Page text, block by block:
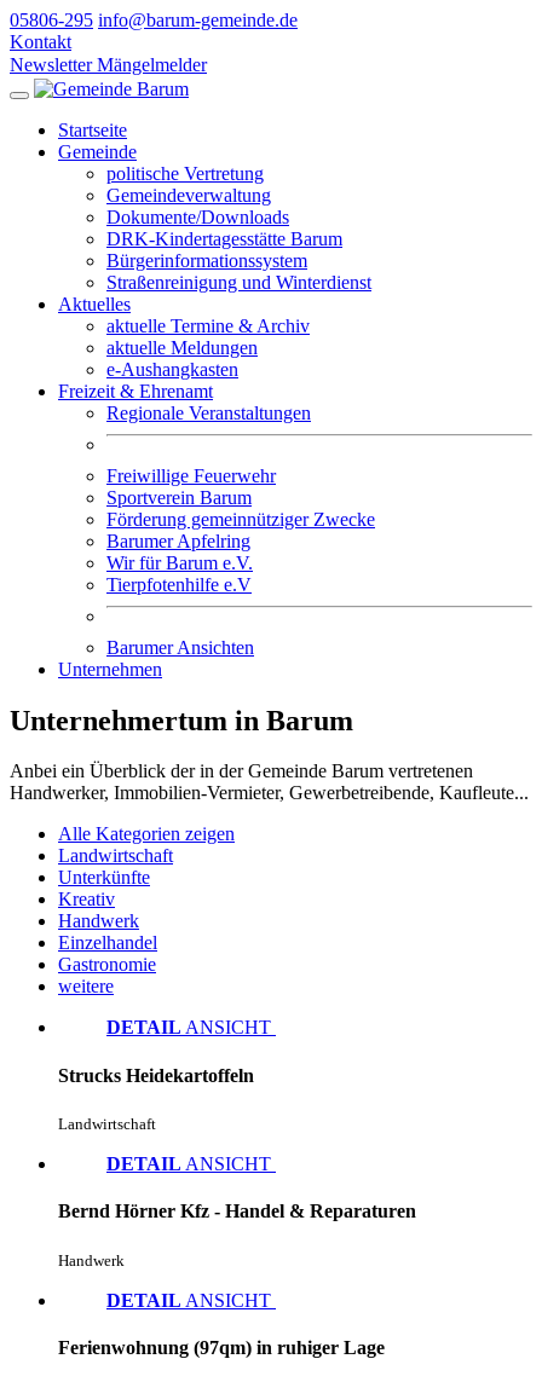
05806-295 info@barum-gemeinde.de
Kontakt
Newsletter Mängelmelder
Startseite
Gemeinde
politische Vertretung
Gemeindeverwaltung
Dokumente/Downloads
DRK-Kindertagesstätte Barum
Bürgerinformationssystem
Straßenreinigung und Winterdienst
Aktuelles
aktuelle Termine & Archiv
aktuelle Meldungen
e-Aushangkasten
Freizeit & Ehrenamt
Regionale Veranstaltungen
Freiwillige Feuerwehr
Sportverein Barum
Förderung gemeinnütziger Zwecke
Barumer Apfelring
Wir für Barum e.V.
Tierpfotenhilfe e.V
Barumer Ansichten
Unternehmen
Unternehmertum in Barum
Anbei ein Überblick der in der Gemeinde Barum vertretenen
Handwerker, Immobilien-Vermieter, Gewerbetreibende, Kaufleute...
Alle Kategorien zeigen
Landwirtschaft
Unterkünfte
Kreativ
Handwerk
Einzelhandel
Gastronomie
weitere
DETAIL ANSICHT
Strucks Heidekartoffeln
Landwirtschaft
DETAIL ANSICHT
Bernd Hörner Kfz - Handel & Reparaturen
Handwerk
DETAIL ANSICHT
Ferienwohnung (97qm) in ruhiger Lage